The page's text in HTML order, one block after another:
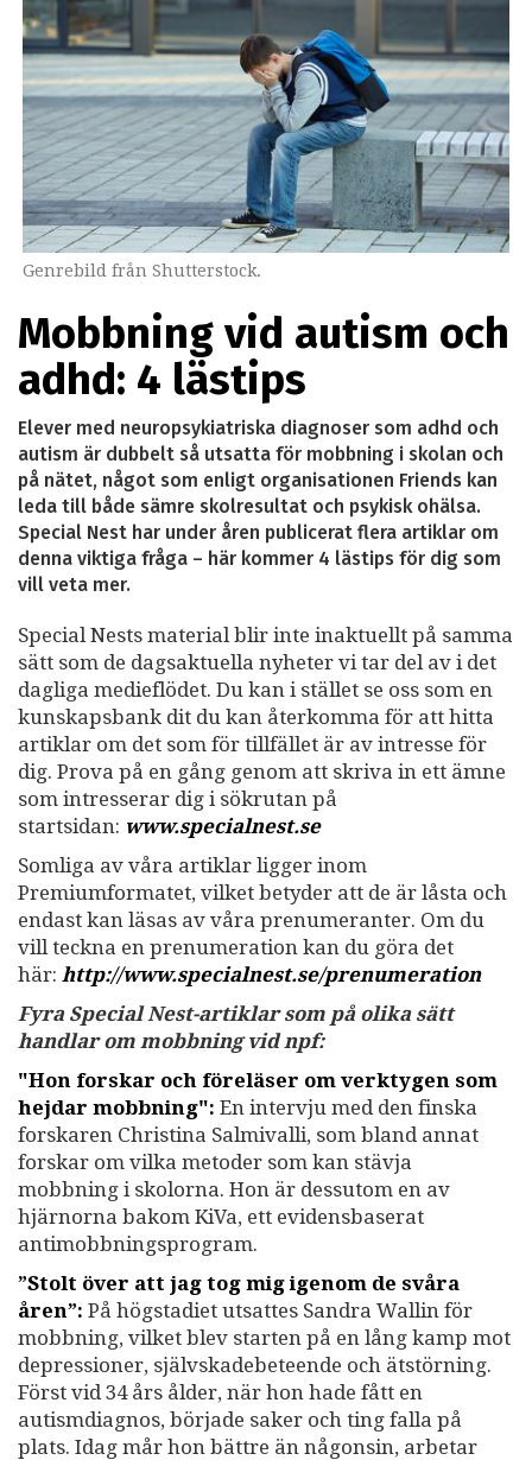
Genrebild från Shutterstock.
Mobbning vid autism och
adhd: 4 lästips
Elever med neuropsykiatriska diagnoser som adhd och
autism är dubbelt så utsatta för mobbning i skolan och
på nätet, något som enligt organisationen Friends kan
leda till både sämre skolresultat och psykisk ohälsa.
Special Nest har under åren publicerat flera artiklar om
denna viktiga fråga – här kommer 4 lästips för dig som
vill veta mer.
Special Nests material blir inte inaktuellt på samma
sätt som de dagsaktuella nyheter vi tar del av i det
dagliga medieflödet. Du kan i stället se oss som en
kunskapsbank dit du kan återkomma för att hitta
artiklar om det som för tillfället är av intresse för
dig. Prova på en gång genom att skriva in ett ämne
som intresserar dig i sökrutan på
startsidan: www.specialnest.se
Somliga av våra artiklar ligger inom
Premiumformatet, vilket betyder att de är låsta och
endast kan läsas av våra prenumeranter. Om du
vill teckna en prenumeration kan du göra det
här: http://www.specialnest.se/prenumeration
Fyra Special Nest-artiklar som på olika sätt
handlar om mobbning vid npf:
"Hon forskar och föreläser om verktygen som
hejdar mobbning": En intervju med den finska
forskaren Christina Salmivalli, som bland annat
forskar om vilka metoder som kan stävja
mobbning i skolorna. Hon är dessutom en av
hjärnorna bakom KiVa, ett evidensbaserat
antimobbningsprogram.
”Stolt över att jag tog mig igenom de svåra
åren”: På högstadiet utsattes Sandra Wallin för
mobbning, vilket blev starten på en lång kamp mot
depressioner, självskadebeteende och ätstörning.
Först vid 34 års ålder, när hon hade fått en
autismdiagnos, började saker och ting falla på
plats. Idag mår hon bättre än någonsin, arbetar